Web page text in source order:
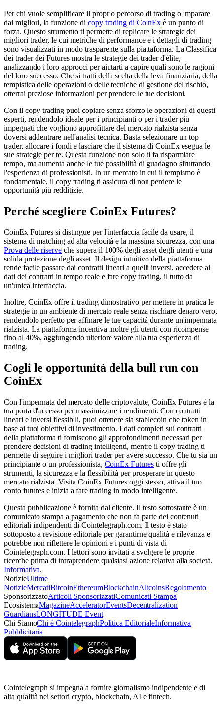
Per chi vuole semplificare il proprio percorso di trading o imparare
dai migliori, la funzione di copy trading di CoinEx è un punto di
forza. Questo strumento ti permette di replicare le strategie dei
migliori trader, le cui metriche di performance e i dettagli di trading
sono visualizzati in modo trasparente sulla piattaforma. La Classifica
dei trader dei Futures mostra le strategie dei trader d'élite,
analizzando i loro approcci per aiutarti a capire quali sono le ragioni
del loro successo. Che si tratti della scelta della leva finanziaria, della
tempistica delle operazioni o delle tecniche di gestione del rischio,
otterrai preziose informazioni per prendere le tue decisioni.
Con il copy trading puoi copiare senza sforzo le operazioni di questi
esperti, rendendolo ideale per i principianti o per i trader più
impegnati che vogliono approfittare del mercato rialzista senza
doversi addentrare nell'analisi tecnica. Basta selezionare un top
trader, allocare i fondi e lasciare che il sistema di CoinEx esegua le
sue strategie per te. Questa funzione non solo ti fa risparmiare
tempo, ma aumenta anche le tue possibilità di guadagno sfruttando
l'esperienza di professionisti. In un mercato in cui il tempismo è
fondamentale, il copy trading ti assicura di non perdere le
opportunità più redditizie.
Perché scegliere CoinEx Futures?
CoinEx Futures si distingue per l'interfaccia facile da usare, il
sistema di matching ad alta velocità e la massima sicurezza, con una
Prova delle riserve che supera il 100% degli asset degli utenti e una
solida protezione degli asset. Il design intuitivo della piattaforma
rende facile passare dai contratti lineari a quelli inversi, accedere ai
dati dei contratti in tempo reale e fare copy trading, il tutto da
un'unica interfaccia.
Inoltre, CoinEx offre il trading dimostrativo per mettere in pratica le
strategie in un ambiente di mercato reale senza rischiare denaro vero,
rendendolo perfetto per affinare le tue capacità durante un'impennata
rialzista. La piattaforma incentiva inoltre gli utenti con ricompense
fino al 40%, aggiungendo ulteriore valore alla tua esperienza di
trading.
Cogli le opportunità della bull run con
CoinEx
Con l'impennata del mercato delle criptovalute, CoinEx Futures è la
tua porta d'accesso per massimizzare i rendimenti. Con contratti
lineari e inversi flessibili, puoi ottenere sia stablecoin che token in
base ai tuoi obiettivi di investimento. I dati completi sui contratti
della piattaforma ti forniscono gli approfondimenti necessari per
prendere decisioni di trading intelligenti, mentre il copy trading ti
permette di seguire i migliori trader per avere successo. Che tu sia un
principiante o un professionista, CoinEx Futures ti offre gli
strumenti, la sicurezza e la flessibilità per prosperare in questo
mercato rialzista. Visita CoinEx Futures oggi stesso, attiva il tuo
conto futures e inizia a fare trading in modo intelligente.
Questa pubblicazione è fornita dal cliente. Il testo sottostante è un
comunicato stampa a pagamento che non fa parte dei contenuti
editoriali indipendenti di Cointelegraph.com. Il testo è stato
sottoposto a revisione editoriale per garantirne qualità e rilevanza e
potrebbe non riflettere le opinioni e i punti di vista di
Cointelegraph.com. I lettori sono invitati a svolgere le proprie
ricerche prima di intraprendere qualsiasi azione relativa alla società.
Informativa.
NotizieUltime
NotizieMercatiBitcoinEthereumBlockchainAltcoinsRegolamento
SponsorizzatoArticoli SponsorizzatiComunicati Stampa
EcosistemaMagazineAcceleratorEventsDecentralization
GuardiansLONGITUDE Event
Chi SiamoChi è CointelegraphPolitica EditorialeInformativa
Pubblicitaria
Cointelegraph si impegna a fornire giornalismo indipendente e di
alta qualità nei settori crypto, blockchain, AI e fintech.